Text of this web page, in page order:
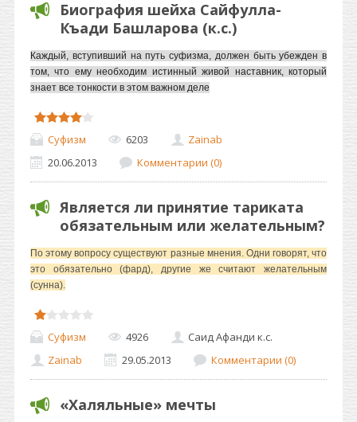
Биография шейха Сайфулла-
Къади Башларова (к.с.)
Каждый, вступивший на путь суфизма, должен быть убежден в
том, что ему необходим истинный живой наставник, который
знает все тонкости в этом важном деле
Суфизм 6203
Zainab
20.06.2013
Комментарии (0)
Является ли принятие тариката
обязательным или желательным?
По этому вопросу существуют разные мнения. Одни говорят, что
это обязательно (фард), другие же считают желательным
(сунна).
Суфизм 4926
Саид Афанди к.с.
Zainab
29.05.2013 Комментарии (0)
«Халяльные» мечты